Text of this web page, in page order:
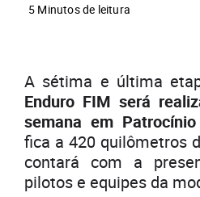
5 Minutos de leitura
A sétima e última
Enduro FIM será
semana em
fica a 420 quilômetros
contará com a
pilotos e equipes da